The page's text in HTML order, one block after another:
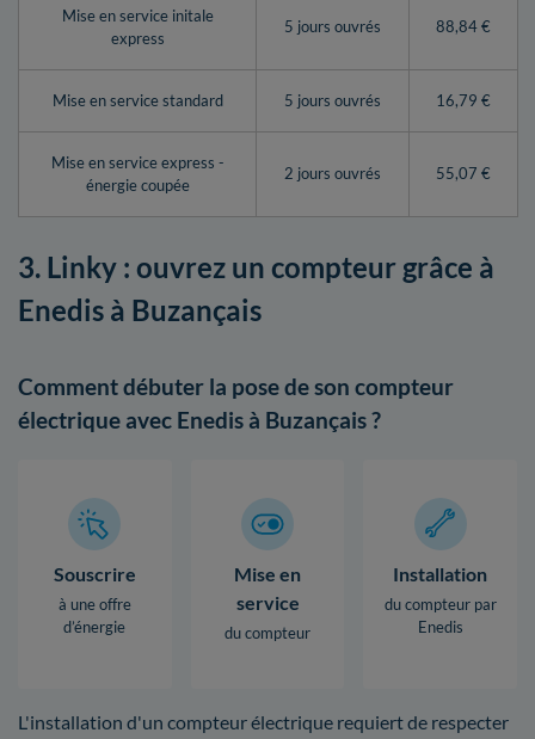
Mise en service initale
express
5 jours ouvrés 88,84 €
Mise en service standard 5 jours ouvrés 16,79 €
Mise en service express -
énergie coupée
2 jours ouvrés 55,07 €
3. Linky : ouvrez un compteur grâce à
Enedis à Buzançais
Comment débuter la pose de son compteur
électrique avec Enedis à Buzançais ?
Souscrire
à une offre
d’énergie
Mise en
service
du compteur
Installation
du compteur par
Enedis
L'installation d'un compteur électrique requiert de respecter